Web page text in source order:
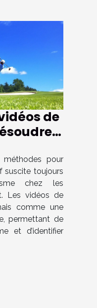
de
méthodes pour
suscite toujours
chez les
Les vidéos de
comme une
permettant de
et d’identifier